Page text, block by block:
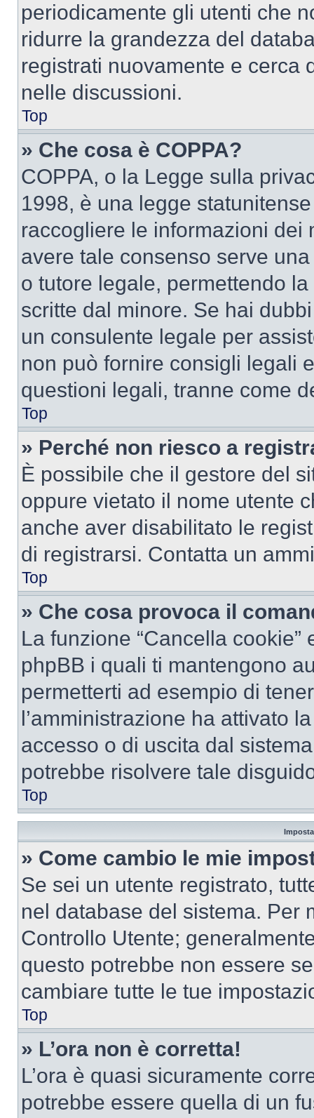
periodicamente gli utenti che
ridurre la grandezza del
registrati nuovamente e cerca
nelle discussioni.
Top
» Che cosa è COPPA?
COPPA, o la Legge sulla
1998, è una legge
raccogliere le informazioni dei
avere tale consenso serve
o tutore legale, permettendo
scritte dal minore. Se hai
un consulente legale per
non può fornire consigli legali
questioni legali, tranne come
Top
» Perché non riesco a
È possibile che il gestore del
oppure vietato il nome utente
anche aver disabilitato le
di registrarsi. Contatta un
Top
» Che cosa provoca il
La funzione “Cancella
phpBB i quali ti mantengono
permetterti ad esempio di
l’amministrazione ha attivato
accesso o di uscita dal
potrebbe risolvere tale
Top
» Come cambio le mie
Se sei un utente registrato,
nel database del sistema. Per
Controllo Utente;
questo potrebbe non essere
cambiare tutte le tue
Top
» L’ora non è corretta!
L’ora è quasi sicuramente
potrebbe essere quella di un